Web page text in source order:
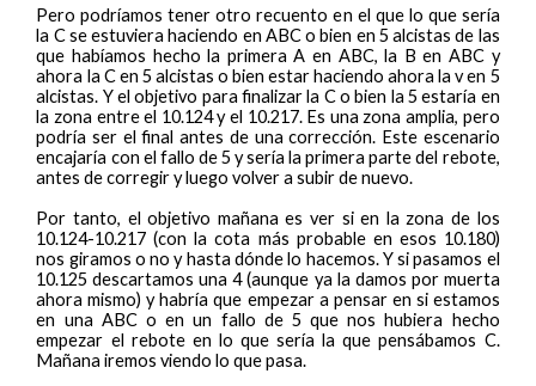
Pero podríamos tener otro recuento en el que lo que sería
la C se estuviera haciendo en ABC o bien en 5 alcistas de las
que habíamos hecho la primera A en ABC, la B en ABC y
ahora la C en 5 alcistas o bien estar haciendo ahora la v en 5
alcistas. Y el objetivo para finalizar la C o bien la 5 estaría en
la zona entre el 10.124 y el 10.217. Es una zona amplia, pero
podría ser el final antes de una corrección. Este escenario
encajaría con el fallo de 5 y sería la primera parte del rebote,
antes de corregir y luego volver a subir de nuevo.
Por tanto, el objetivo mañana es ver si en la zona de los
10.124-10.217 (con la cota más probable en esos 10.180)
nos giramos o no y hasta dónde lo hacemos. Y si pasamos el
10.125 descartamos una 4 (aunque ya la damos por muerta
ahora mismo) y habría que empezar a pensar en si estamos
en una ABC o en un fallo de 5 que nos hubiera hecho
empezar el rebote en lo que sería la que pensábamos C.
Mañana iremos viendo lo que pasa.